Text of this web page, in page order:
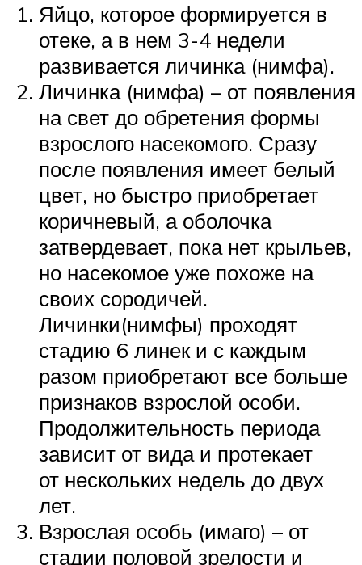
Яйцо, которое формируется в
отеке, а в нем 3-4 недели
развивается личинка (нимфа).
Личинка (нимфа) – от появления
на свет до обретения формы
взрослого насекомого. Сразу
после появления имеет белый
цвет, но быстро приобретает
коричневый, а оболочка
затвердевает, пока нет крыльев,
но насекомое уже похоже на
своих сородичей.
Личинки(нимфы) проходят
стадию 6 линек и с каждым
разом приобретают все больше
признаков взрослой особи.
Продолжительность периода
зависит от вида и протекает
от нескольких недель до двух
лет.
Взрослая особь (имаго) – от
стадии половой зрелости и